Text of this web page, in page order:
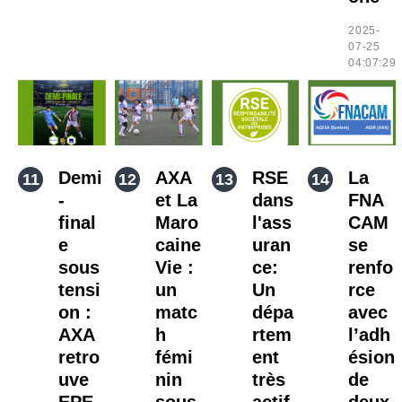
2025-
07-25
04:07:29
Demi
-
final
e
sous
tensi
on :
AXA
retro
uve
AXA
et La
Maro
caine
Vie :
un
matc
h
fémi
nin
RSE
dans
l'ass
uran
ce:
Un
dépa
rtem
ent
très
La
FNA
CAM
se
renfo
rce
avec
l’adh
ésion
de